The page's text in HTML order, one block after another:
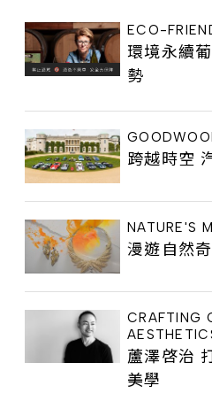
ECO-
環境永續
勢
跨越時空
NATURE'S
漫遊自然
CRAFTING
蘆澤啓治
美學